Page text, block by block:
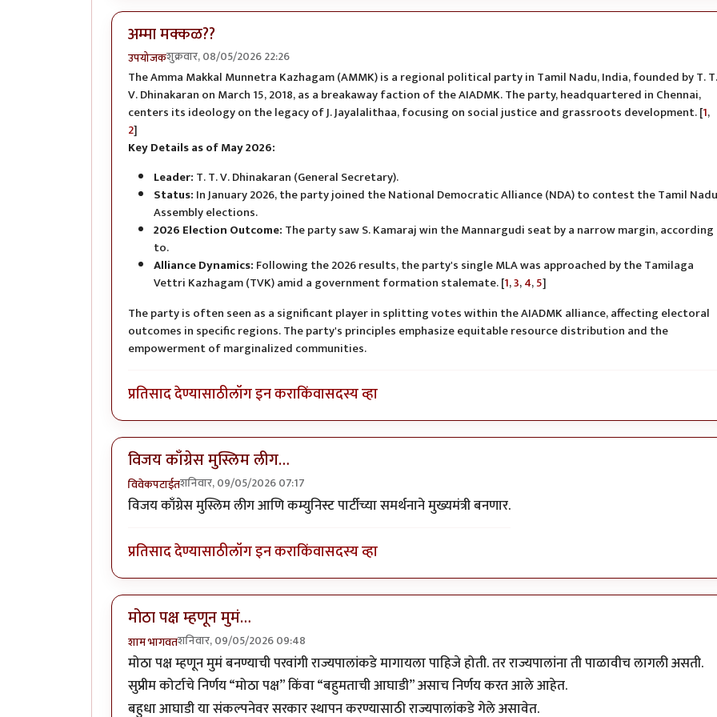
अम्मा मक्कळ??
उपयोजकशुक्रवार, 08/05/2026 22:26
The Amma Makkal Munnetra Kazhagam (AMMK) is a regional political party in Tamil Nadu, India, founded by T. T.
V. Dhinakaran on March 15, 2018, as a breakaway faction of the AIADMK. The party, headquartered in Chennai,
centers its ideology on the legacy of J. Jayalalithaa, focusing on social justice and grassroots development. [1,
2]
Key Details as of May 2026:
Leader: T. T. V. Dhinakaran (General Secretary).
Status: In January 2026, the party joined the National Democratic Alliance (NDA) to contest the Tamil Nadu
Assembly elections.
2026 Election Outcome: The party saw S. Kamaraj win the Mannargudi seat by a narrow margin, according
to.
Alliance Dynamics: Following the 2026 results, the party's single MLA was approached by the Tamilaga
Vettri Kazhagam (TVK) amid a government formation stalemate. [1,3,4,5]
The party is often seen as a significant player in splitting votes within the AIADMK alliance, affecting electoral
outcomes in specific regions. The party's principles emphasize equitable resource distribution and the
empowerment of marginalized communities.
प्रतिसाद देण्यासाठीलॉग इन कराकिंवासदस्य व्हा
विजय काँग्रेस मुस्लिम लीग…
विवेकपटाईतशनिवार, 09/05/2026 07:17
विजय काँग्रेस मुस्लिम लीग आणि कम्युनिस्ट पार्टीच्या समर्थनाने मुख्यमंत्री बनणार.
प्रतिसाद देण्यासाठीलॉग इन कराकिंवासदस्य व्हा
मोठा पक्ष म्हणून मुमं…
शाम भागवतशनिवार, 09/05/2026 09:48
मोठा पक्ष म्हणून मुमं बनण्याची परवांगी राज्यपालांकडे मागायला पाहिजे होती. तर राज्यपालांना ती पाळावीच लागली असती.
सुप्रीम कोर्टाचे निर्णय “मोठा पक्ष” किंवा “बहुमताची आघाडी” असाच निर्णय करत आले आहेत.
बहुधा आघाडी या संकल्पनेवर सरकार स्थापन करण्यासाठी राज्यपालांकडे गेले असावेत.